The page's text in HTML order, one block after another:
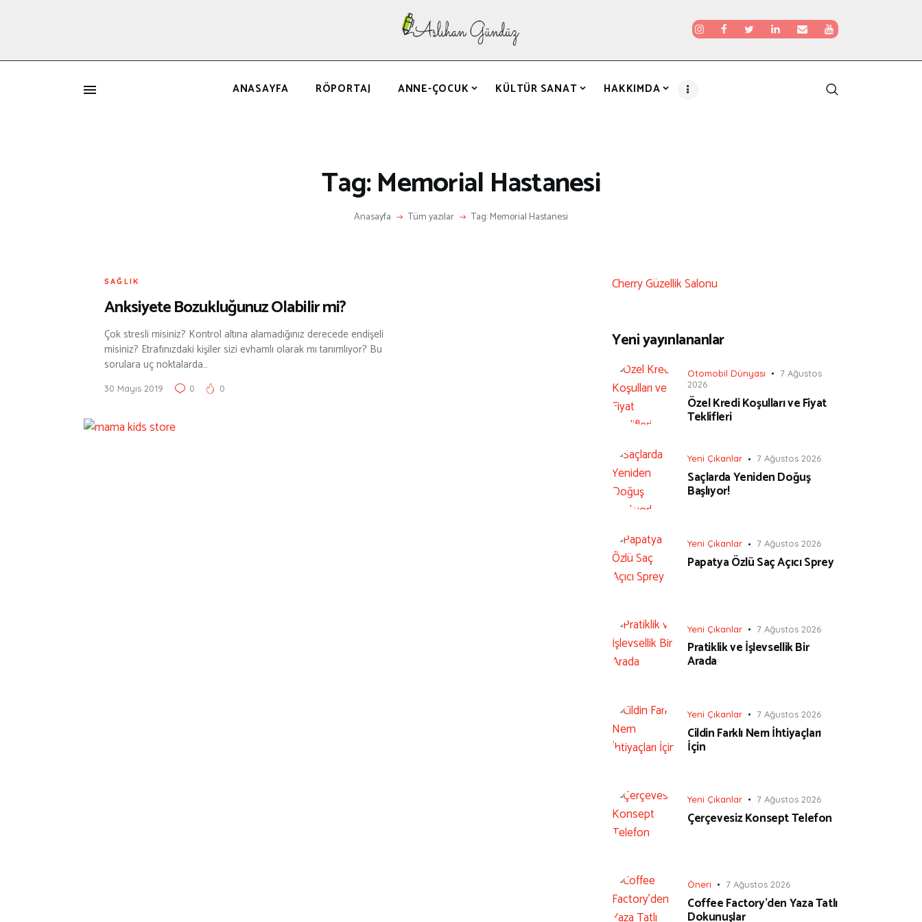
ANASAYFA RÖPORTAJ ANNE-ÇOCUK KÜLTÜR SANAT HAKKIMDA
Tag: Memorial Hastanesi
Anasayfa Tüm yazılar Tag: Memorial Hastanesi
ANNE-ÇOCUK
KÜLTÜR SANAT
SAĞLIK
Anksiyete Bozukluğunuz Olabilir mi?
Çok stresli misiniz? Kontrol altına alamadığınız derecede endişeli
misiniz? Etrafınızdaki kişiler sizi evhamlı olarak mı tanımlıyor? Bu
sorulara uç noktalarda…
30 Mayıs 2019 0 0
Cherry Güzellik Salonu
Yeni yayınlananlar
Otomobil Dünyası
7 Ağustos
2026
Özel Kredi Koşulları ve Fiyat
Teklifleri
Yeni Çıkanlar 7 Ağustos 2026
Saçlarda Yeniden Doğuş
Başlıyor!
Yeni Çıkanlar 7 Ağustos 2026
Papatya Özlü Saç Açıcı Sprey
Yeni Çıkanlar 7 Ağustos 2026
Pratiklik ve İşlevsellik Bir
Arada
Yeni Çıkanlar 7 Ağustos 2026
Cildin Farklı Nem İhtiyaçları
İçin
Yeni Çıkanlar 7 Ağustos 2026
Çerçevesiz Konsept Telefon
Öneri 7 Ağustos 2026
Coffee Factory’den Yaza Tatlı
Dokunuşlar